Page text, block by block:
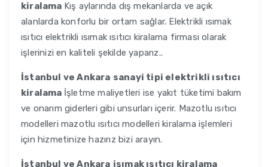
kiralama Kış aylarında dış mekanlarda ve açık
alanlarda konforlu bir ortam sağlar. Elektrikli ısımak
ısıtıcı elektrikli ısımak ısıtıcı kiralama firması olarak
işlerinizi en kaliteli şekilde yaparız..
İstanbul ve Ankara sanayi tipi elektrikli ısıtıcı
kiralama İşletme maliyetleri ise yakıt tüketimi bakım
ve onarım giderleri gibi unsurları içerir. Mazotlu ısıtıcı
modelleri mazotlu ısıtıcı modelleri kiralama işlemleri
için hizmetinize hazırız bizi arayın.
İstanbul ve Ankara isımak ısıtıcı kiralama